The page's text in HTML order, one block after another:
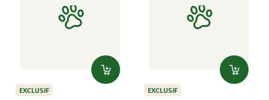
EXCLUSIF
EXCLUSIF